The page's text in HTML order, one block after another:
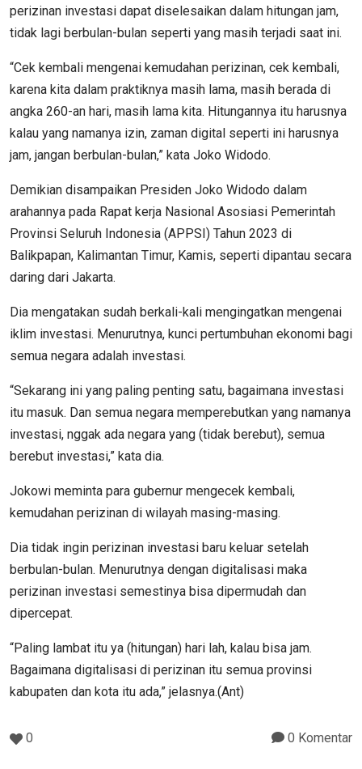
perizinan investasi dapat diselesaikan dalam hitungan jam,
tidak lagi berbulan-bulan seperti yang masih terjadi saat ini.
“Cek kembali mengenai kemudahan perizinan, cek kembali,
karena kita dalam praktiknya masih lama, masih berada di
angka 260-an hari, masih lama kita. Hitungannya itu harusnya
kalau yang namanya izin, zaman digital seperti ini harusnya
jam, jangan berbulan-bulan,” kata Joko Widodo.
Demikian disampaikan Presiden Joko Widodo dalam
arahannya pada Rapat kerja Nasional Asosiasi Pemerintah
Provinsi Seluruh Indonesia (APPSI) Tahun 2023 di
Balikpapan, Kalimantan Timur, Kamis, seperti dipantau secara
daring dari Jakarta.
Dia mengatakan sudah berkali-kali mengingatkan mengenai
iklim investasi. Menurutnya, kunci pertumbuhan ekonomi bagi
semua negara adalah investasi.
“Sekarang ini yang paling penting satu, bagaimana investasi
itu masuk. Dan semua negara memperebutkan yang namanya
investasi, nggak ada negara yang (tidak berebut), semua
berebut investasi,” kata dia.
Jokowi meminta para gubernur mengecek kembali,
kemudahan perizinan di wilayah masing-masing.
Dia tidak ingin perizinan investasi baru keluar setelah
berbulan-bulan. Menurutnya dengan digitalisasi maka
perizinan investasi semestinya bisa dipermudah dan
dipercepat.
“Paling lambat itu ya (hitungan) hari lah, kalau bisa jam.
Bagaimana digitalisasi di perizinan itu semua provinsi
kabupaten dan kota itu ada,” jelasnya.(Ant)
0 0 Komentar